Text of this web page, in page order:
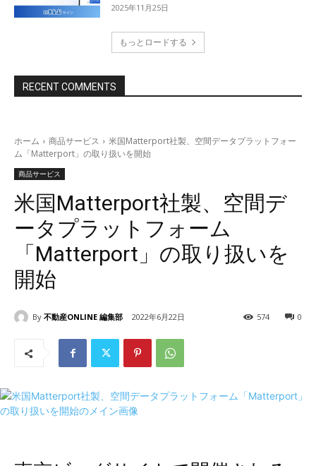
2025年11月25日
もっとロードする
RECENT COMMENTS